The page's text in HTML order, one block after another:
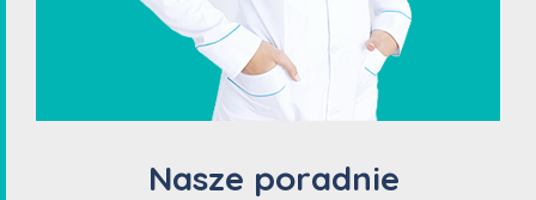
Nasze poradnie